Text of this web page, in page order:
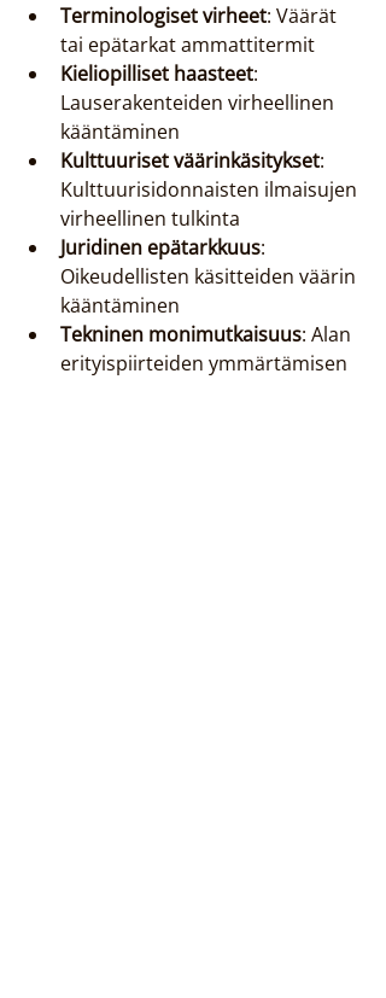
Terminologiset virheet: Väärät
tai epätarkat ammattitermit
Kieliopilliset haasteet:
Lauserakenteiden virheellinen
kääntäminen
Kulttuuriset väärinkäsitykset:
Kulttuurisidonnaisten ilmaisujen
virheellinen tulkinta
Juridinen epätarkkuus:
Oikeudellisten käsitteiden väärin
kääntäminen
Tekninen monimutkaisuus: Alan
erityispiirteiden ymmärtämisen